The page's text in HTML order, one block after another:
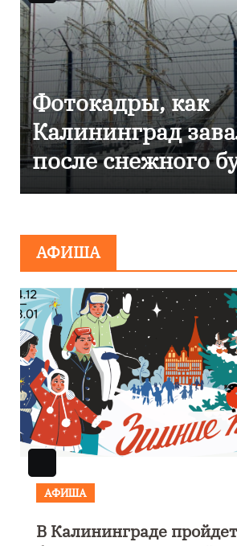
Фоторепортаж
Калининграде
эвакуировали ТЦ
сообщения о
АФИША
АФИША
В Калининграде пройдет